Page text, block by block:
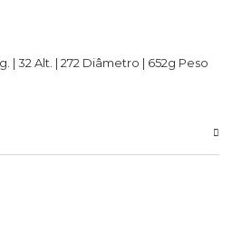
| 32 Alt. | 272 Diâmetro | 652g Peso